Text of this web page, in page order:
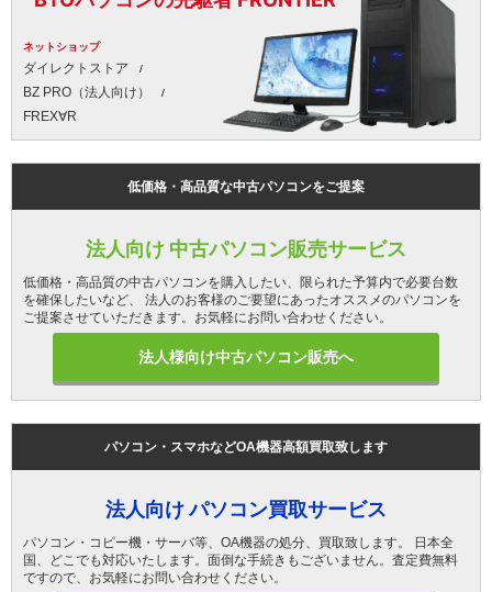
ネットショップ
ダイレクトストア
BZ PRO（法人向け）
FREX∀R
低価格・高品質な中古パソコンをご提案
法人向け 中古パソコン販売サービス
低価格・高品質の中古パソコンを購入したい、限られた予算内で必要台数
を確保したいなど、 法人のお客様のご要望にあったオススメのパソコンを
ご提案させていただきます。お気軽にお問い合わせください。
法人様向け中古パソコン販売へ
パソコン・スマホなどOA機器高額買取致します
法人向け パソコン買取サービス
パソコン・コピー機・サーバ等、OA機器の処分、買取致します。 日本全
国、どこでも対応いたします。面倒な手続きもございません。査定費無料
ですので、お気軽にお問い合わせください。